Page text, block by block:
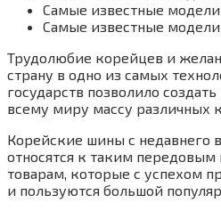
Самые известные модели
Самые известные модели
Трудолюбие корейцев и
страну в одно из самых
государств позволило
всему миру массу различных
Корейские шины с недавнего
относятся к таким
товарам, которые с успехом
и пользуются большой